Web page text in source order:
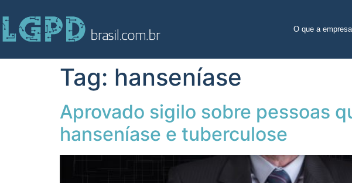
O que a
Tag: hanseníase
Aprovado sigilo sobre pessoas
hanseníase e tuberculose